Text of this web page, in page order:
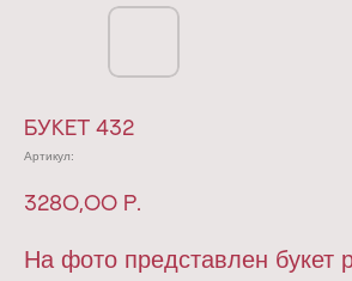
Букет 432
Артикул:
3280,00 р.
На фото представлен букет